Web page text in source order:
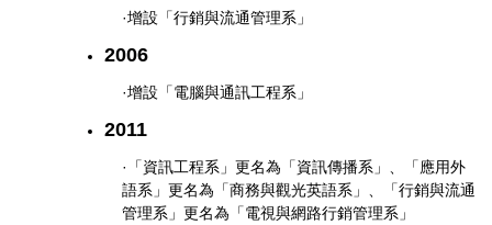
·增設「行銷與流通管理系」
2006
·增設「電腦與通訊工程系」
2011
·「資訊工程系」更名為「資訊傳播系」、「應用外
語系」更名為「商務與觀光英語系」、「行銷與流通
管理系」更名為「電視與網路行銷管理系」